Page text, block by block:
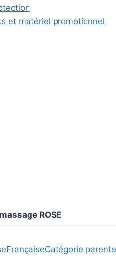
et matériel promotionnel
ROSE
FrançaiseCatégorie parente